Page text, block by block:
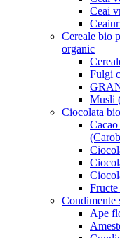
Ceai
Cereale bio
organic
Fulgi
Musli
Ciocolata
Ape